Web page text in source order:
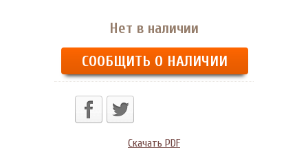
Нет в наличии
СООБЩИТЬ О НАЛИЧИИ
Скачать PDF